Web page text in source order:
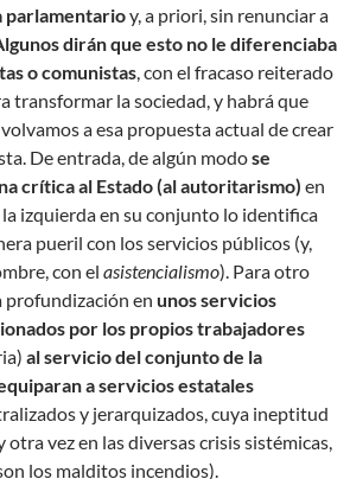
parlamentarioy, a priori, sin renunciar a
dirán que esto no le diferenciaba
o comunistas, con el fracaso reiterado
transformar la sociedad, y habrá que
a esa propuesta actual de crear
De entrada, de algún modose
crítica al Estado (al autoritarismo) en
izquierda en su conjunto lo identifica
pueril con los servicios públicos (y,
con el asistencialismo). Para otro
profundización en unos servicios
por los propios trabajadores
al servicio del conjunto de la
a servicios estatales
y jerarquizados, cuya ineptitud
otra vez en las diversas crisis sistémicas,
los malditos incendios).